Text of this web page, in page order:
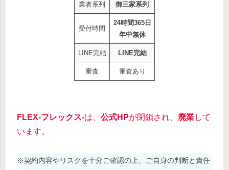
業者系列 御三家系列
受付時間
24時間365日
年中無休
LINE完結 LINE完結
審査 審査あり
FLEX-フレックス-は、 公式HPが閉鎖され、 廃業して
います。
※契約内容やリスクを十分ご確認の上、ご自身の判断と責任